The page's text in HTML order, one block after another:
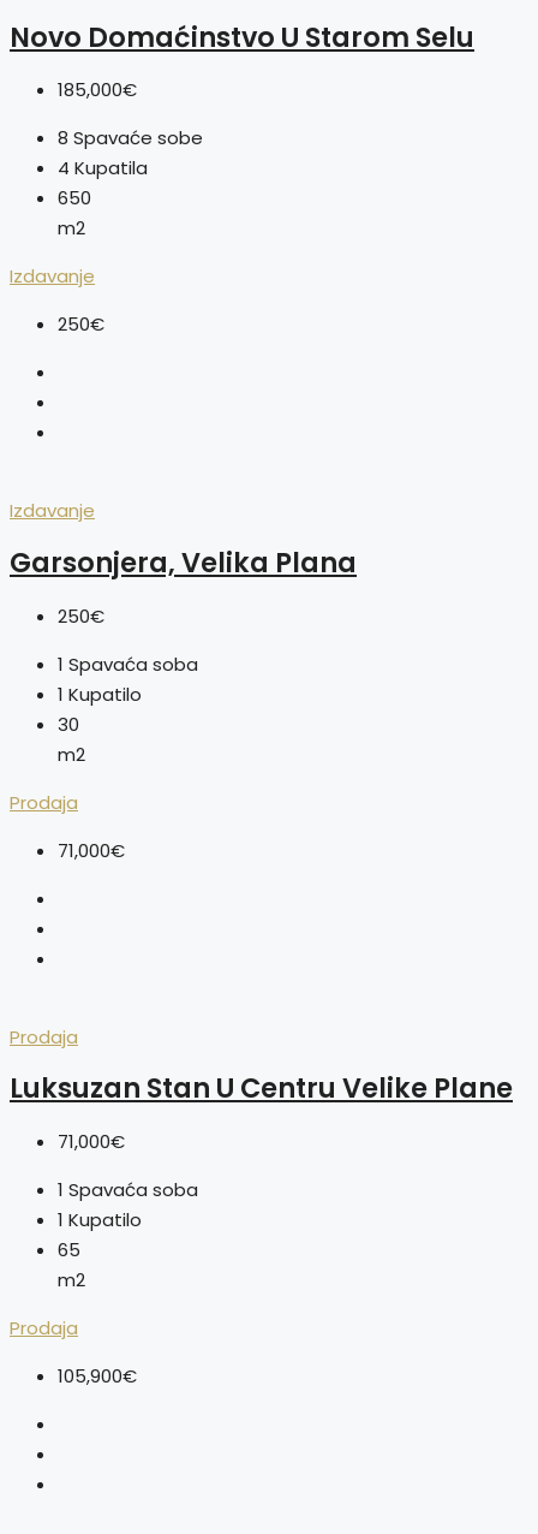
Novo Domaćinstvo U Starom Selu
185,000€
8 Spavaće sobe
4 Kupatila
650
m2
Izdavanje
250€
Izdavanje
Garsonjera, Velika Plana
250€
1 Spavaća soba
1 Kupatilo
30
m2
Prodaja
71,000€
Prodaja
Luksuzan Stan U Centru Velike Plane
71,000€
1 Spavaća soba
1 Kupatilo
65
m2
Prodaja
105,900€